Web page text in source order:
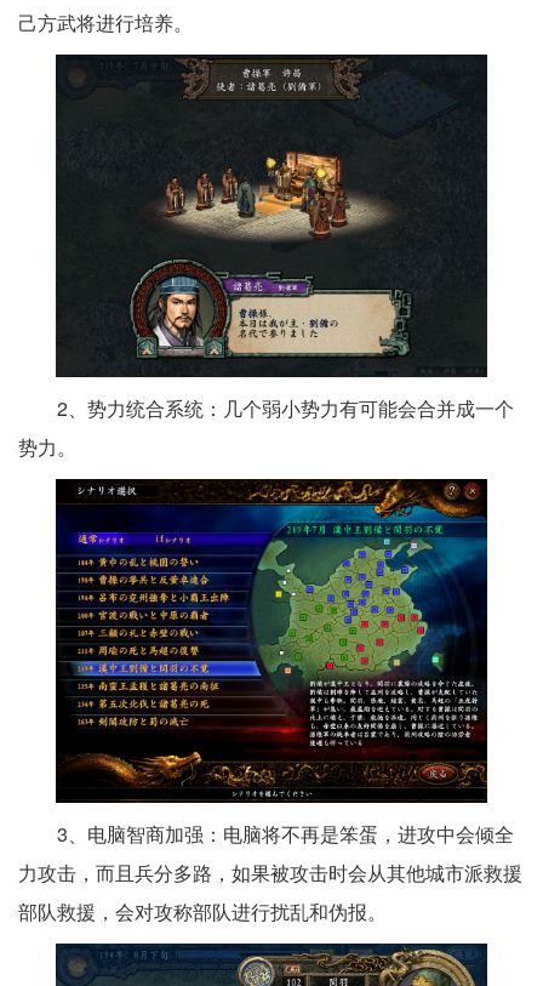
己方武将进行培养。
2、势力统合系统：几个弱小势力有可能会合并成一个
势力。
3、电脑智商加强：电脑将不再是笨蛋，进攻中会倾全
力攻击，而且兵分多路，如果被攻击时会从其他城市派救援
部队救援，会对攻称部队进行扰乱和伪报。